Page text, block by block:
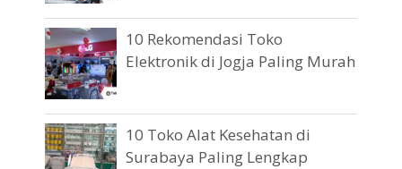
10 Rekomendasi Toko
Elektronik di Jogja Paling Murah
10 Toko Alat Kesehatan di
Surabaya Paling Lengkap